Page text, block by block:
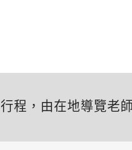
行程，由在地導覽老